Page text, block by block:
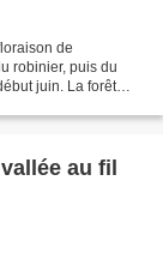
de
robinier, puis du
juin. La forêt
au fil